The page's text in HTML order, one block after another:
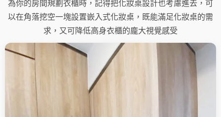
為你的房間規劃衣櫃時，記得把化妝桌設計也考慮進去，可
以在角落挖空一塊設置嵌入式化妝桌，既能滿足化妝桌的需
求，又可降低高身衣櫃的龐大視覺感受